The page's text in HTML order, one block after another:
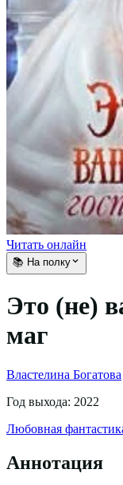
Читать онлайн
📚 На полку
Это (не)
маг
Властелина Богатова
Год выхода: 2022
Любовная
Аннотация